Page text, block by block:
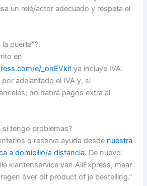
un relé/actor adecuado y respeta el
puerta”?
en
e/_onEVkit ya incluye IVA.
adelantado el IVA y, si
no habrá pagos extra al
si tengo problemas?
o reserva ayuda desde nuestra
a domicilio/a distancia. De nuevo:
klantenservice van AliExpress, maar
over dit product of je bestelling.”